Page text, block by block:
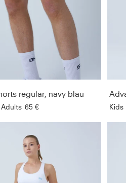
regular, navy blau
Adults 65 € Kids